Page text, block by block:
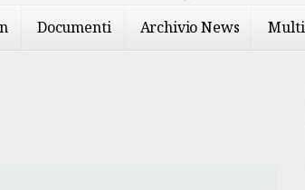
Documenti Archivio News